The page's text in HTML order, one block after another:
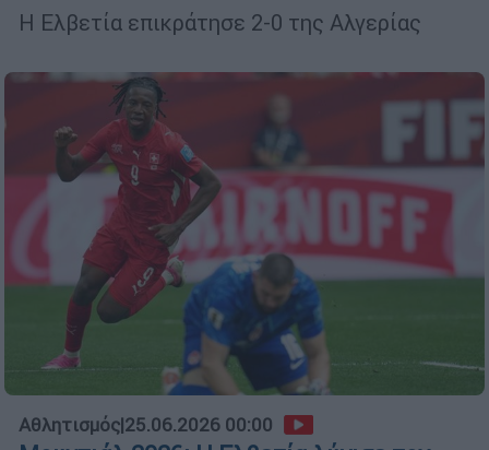
Η Ελβετία επικράτησε 2-0 της Αλγερίας
Αθλητισμός|25.06.2026 00:00